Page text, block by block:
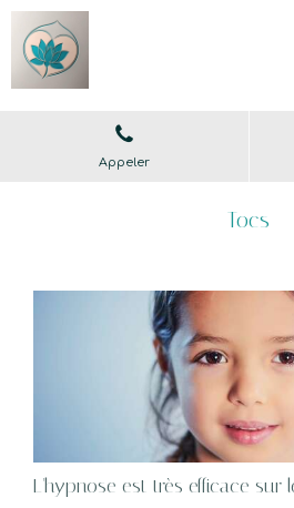
Appeler
Tocs
L'hypnose est très efficace sur